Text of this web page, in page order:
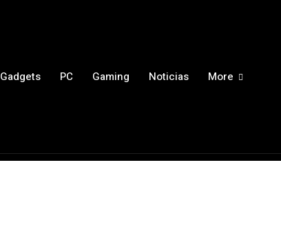
Gadgets PC Gaming Noticias More